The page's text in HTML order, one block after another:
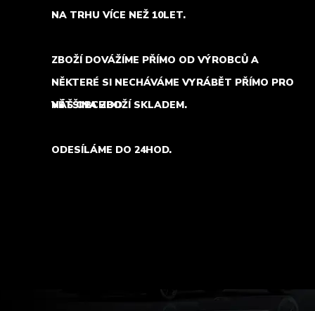
NA TRHU VÍCE NEŽ 10LET.
ZBOŽÍ DOVÁŽÍME PŘÍMO OD VÝROBCŮ A
NĚKTERÉ SI NECHÁVÁME VYRÁBĚT PŘÍMO PRO
NÁŠ OBCHOD.
VĚTŠINA ZBOŽÍ SKLADEM.
ODESÍLÁME DO 24HOD.